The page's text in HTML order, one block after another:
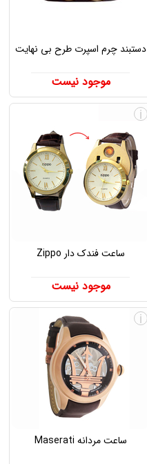
دستبند چرم اسپرت طرح بی نهایت
موجود نیست
ساعت فندک دار Zippo
موجود نیست
i
ساعت مردانه Maserati
i